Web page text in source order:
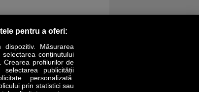
SPECIAL OPINII
pentru a oferi:
Măsurarea
conținutului
Crearea profilurilor de
selectarea publicității
personalizată.
prin statistici sau